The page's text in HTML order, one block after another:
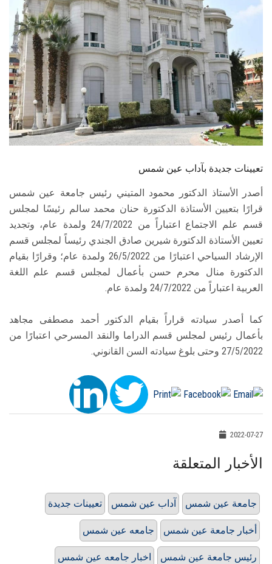
الطلاب
هيئة التدريس
الدراسات العليا
الخريجين
الزائـرون
سجل الان
تعيينات جديدة بآداب عين شمس
أصدر الأستاذ الدكتور محمود المتيني رئيس جامعة عين شمس
قرارًا بتعيين الأستاذة الدكتورة حنان محمد سالم رئيسًا لمجلس
قسم علم الاجتماع اعتباراً من 24/7/2022 ولمدة عام، وتجديد
تعيين الأستاذة الدكتورة شيرين صادق الجندي رئيساً لمجلس قسم
الإرشاد السياحي اعتبارًا من 26/5/2022 ولمدة عام؛ وقرارًا بقيام
الدكتورة منال محرم حسن بأعمال لمجلس قسم علم اللغة
العربية اعتباراً من 24/7/2022 ولمدة عام.
كما أصدر سيادته قراراً بقيام الدكتور أحمد مصطفى مجاهد
بأعمال رئيس لمجلس قسم الدراما والنقد المسرحي اعتبارًا من
27/5/2022 وحتى بلوغ سيادته السن القانوني.
2022-07-27
الأخبار المتعلقة
تعيينات جديدة آداب عين شمس جامعة عين شمس
جامعه عين شمس أخبار جامعة عين شمس
اخبار جامعه عين شمس رئيس جامعة عين شمس